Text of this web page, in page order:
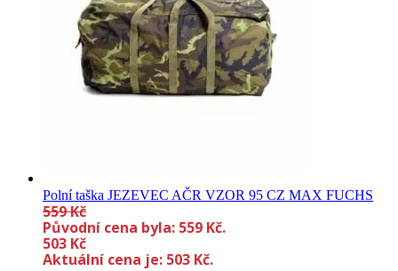
Polní taška JEZEVEC AČR VZOR 95 CZ MAX FUCHS
559Kč
Původní cena byla: 559 Kč.
503 Kč
Aktuální cena je: 503 Kč.